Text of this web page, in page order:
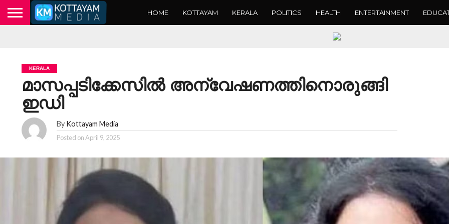
HOME KOTTAYAM KERALA POLITICS HEALTH ENTERTAINMENT
KERALA
മാസപ്പടിക്കേസിൽ അന്വേഷണത്തിനൊരുങ്ങി
ഇഡി
By Kottayam Media
Posted onApril 9, 2025